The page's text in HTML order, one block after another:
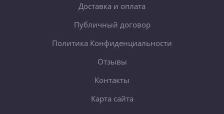
Доставка и оплата
Публичный договор
Политика Конфиденциальности
Отзывы
Контакты
Карта сайта